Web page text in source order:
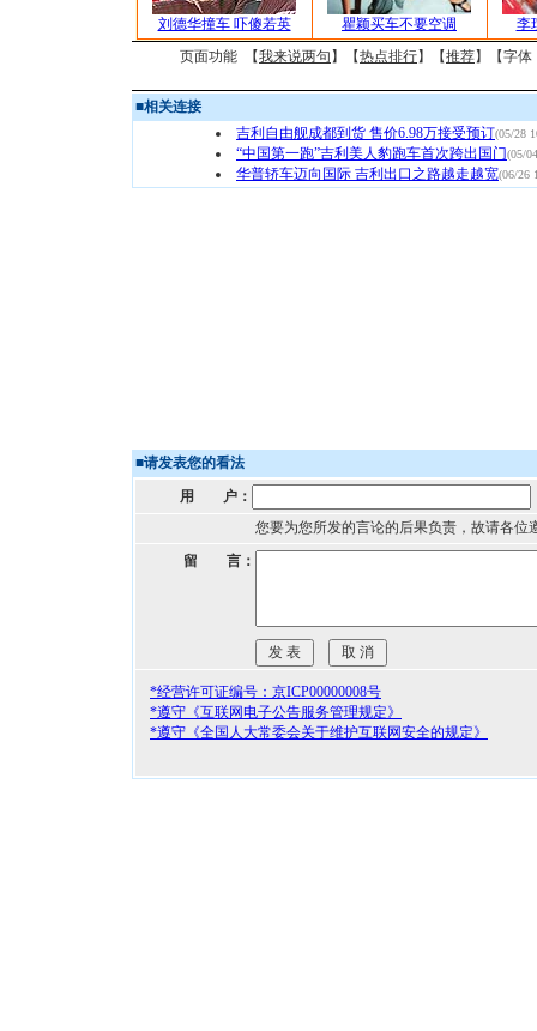
刘德华撞车 吓傻若英 瞿颖买车不要空调
李
页面功能 【我来说两句 】【热点排行】【推荐】【字体
■相关连接
吉利自由舰成都到货 售价6.98万接受预订(05/28
“中国第一跑”吉利美人豹跑车首次跨出国门(05/
华普轿车迈向国际 吉利出口之路越走越宽(06/26
■请发表您的看法
用 户：
您要为您所发的言论的后果负责，故请各位
留 言：
*经营许可证编号：京ICP00000008号
*遵守《互联网电子公告服务管理规定》
*遵守《全国人大常委会关于维护互联网安全的规定》